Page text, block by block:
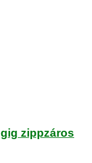
zippzáros